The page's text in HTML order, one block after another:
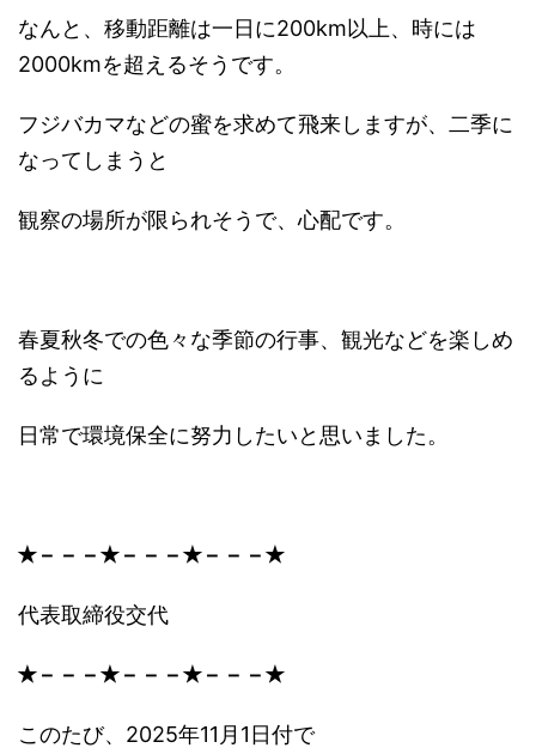
なんと、移動距離は一日に200km以上、時には
2000kmを超えるそうです。
フジバカマなどの蜜を求めて飛来しますが、二季に
なってしまうと
観察の場所が限られそうで、心配です。
春夏秋冬での色々な季節の行事、観光などを楽しめ
るように
日常で環境保全に努力したいと思いました。
✭－－－✭－－－✭－－－✭
代表取締役交代
✭－－－✭－－－✭－－－✭
このたび、2025年11月1日付で